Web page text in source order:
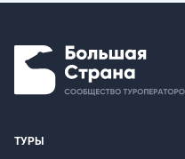
ТУРЫ